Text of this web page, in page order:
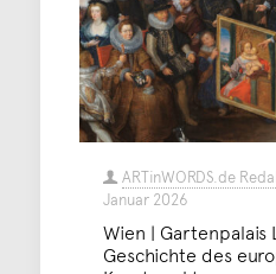
ARTinWORDS.de
Januar 2026
Wien | Gartenpalais
Geschichte des